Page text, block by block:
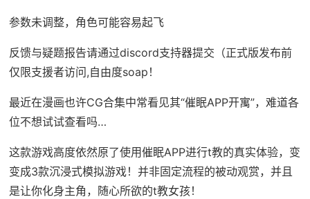
参数未调整，角色可能容易起飞
反馈与疑题报告请通过discord支持器提交（正式版发布前
仅限支援者访问,自由度soap！
最近在漫画也许CG合集中常看见其“催眠APP开寓”，难道各
位不想试试查看吗…
这款游戏高度依然原了使用催眠APP进行t教的真实体验，变
变成3款沉浸式模拟游戏！并非固定流程的被动观赏，并且
是让你化身主角，随心所欲的t教女孩！